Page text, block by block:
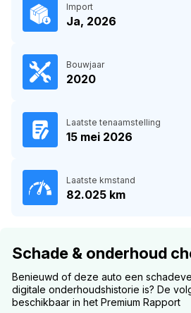
Import
Ja, 2026
Bouwjaar
2020
Laatste tenaamstelling
15 mei 2026
Laatste kmstand
82.025 km
Schade & onderhoud
Benieuwd of deze auto een
digitale onderhoudshistorie is? De
beschikbaar in het Premium Rapport